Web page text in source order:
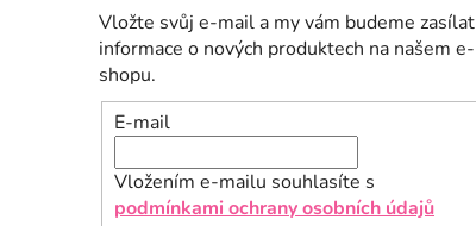
Vložte svůj e-mail a my vám budeme zasílat
informace o nových produktech na našem e-
shopu.
E-mail
Vložením e-mailu souhlasíte s
podmínkami ochrany osobních údajů